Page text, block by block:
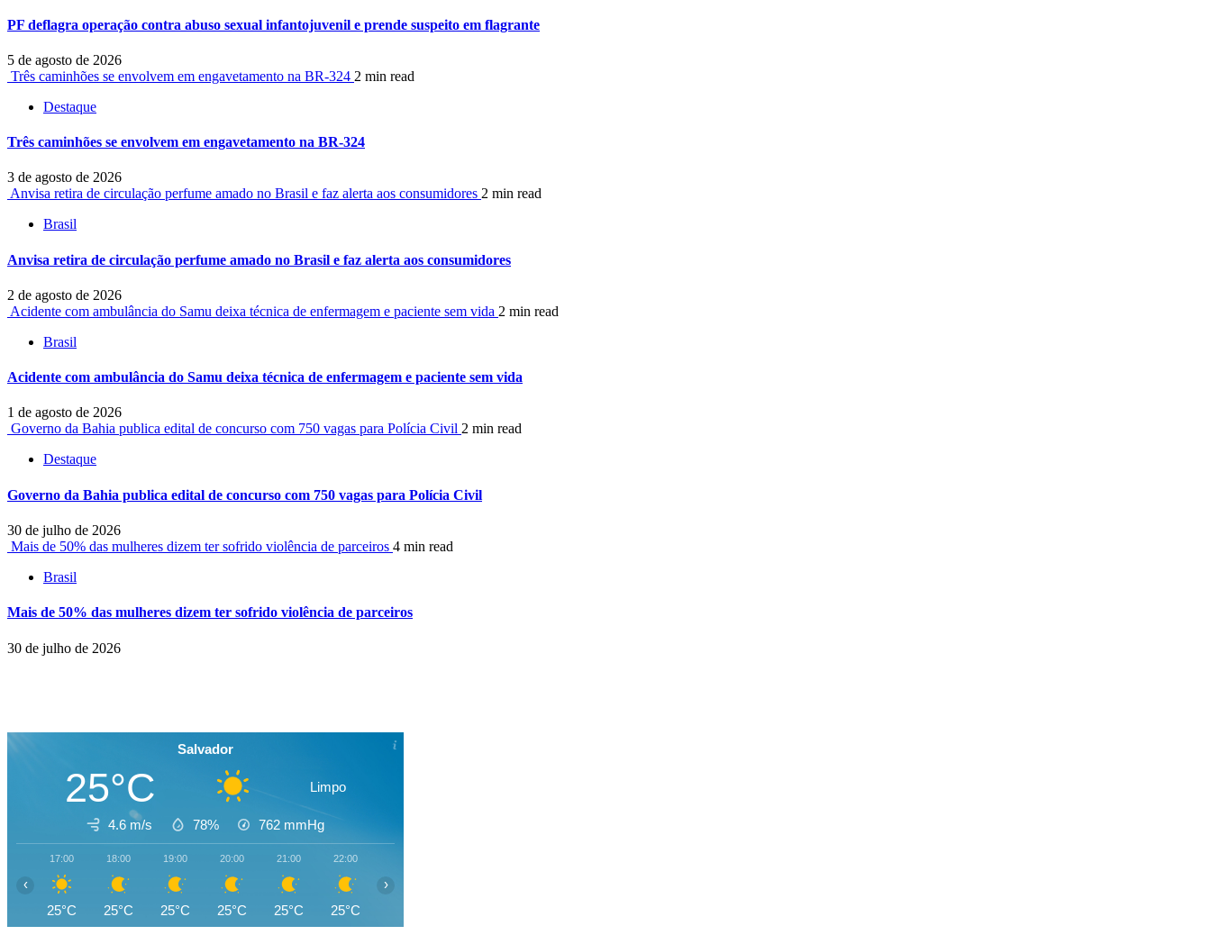
PF deflagra operação contra abuso sexual infantojuvenil e prende suspeito em flagrante
5 de agosto de 2026
Três caminhões se envolvem em engavetamento na BR-324 2 min read
Destaque
Três caminhões se envolvem em engavetamento na BR-324
3 de agosto de 2026
Anvisa retira de circulação perfume amado no Brasil e faz alerta aos consumidores 2 min read
Brasil
Anvisa retira de circulação perfume amado no Brasil e faz alerta aos consumidores
2 de agosto de 2026
Acidente com ambulância do Samu deixa técnica de enfermagem e paciente sem vida 2 min read
Brasil
Acidente com ambulância do Samu deixa técnica de enfermagem e paciente sem vida
1 de agosto de 2026
Governo da Bahia publica edital de concurso com 750 vagas para Polícia Civil 2 min read
Destaque
Governo da Bahia publica edital de concurso com 750 vagas para Polícia Civil
30 de julho de 2026
Mais de 50% das mulheres dizem ter sofrido violência de parceiros 4 min read
Brasil
Mais de 50% das mulheres dizem ter sofrido violência de parceiros
30 de julho de 2026
Salvador
25°C Limpo
4.6 m/s 78% 762 mmHg
17:00
25°C
18:00
25°C
19:00
25°C
20:00
25°C
21:00
25°C
22:00
25°C
‹ ›